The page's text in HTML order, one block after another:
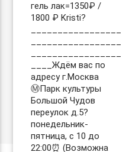
гель лак=1350₽ /
1800 ₽ Kristi?
____Ждём вас по
адресу г.Москва
Ⓜ️Парк культуры
Большой Чудов
переулок д.5?
понедельник-
пятница, с 10 до
22:00⏰ (Возможна